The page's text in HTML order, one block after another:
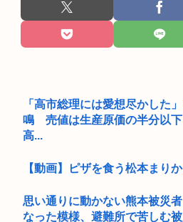
「高市総理には愛想尽かした
鳴 売値は生産原価の半分以
高...
【動画】ピザを食う松本まり
思い通りに動かない熊本被災
なった模様、避難所で苦しむ